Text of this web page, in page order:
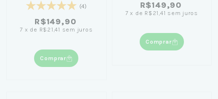
(4)
R$149,90
7 x de R$21,41 sem juros
Comprar
R$149,90
7 x de R$21,41 sem juros
Comprar